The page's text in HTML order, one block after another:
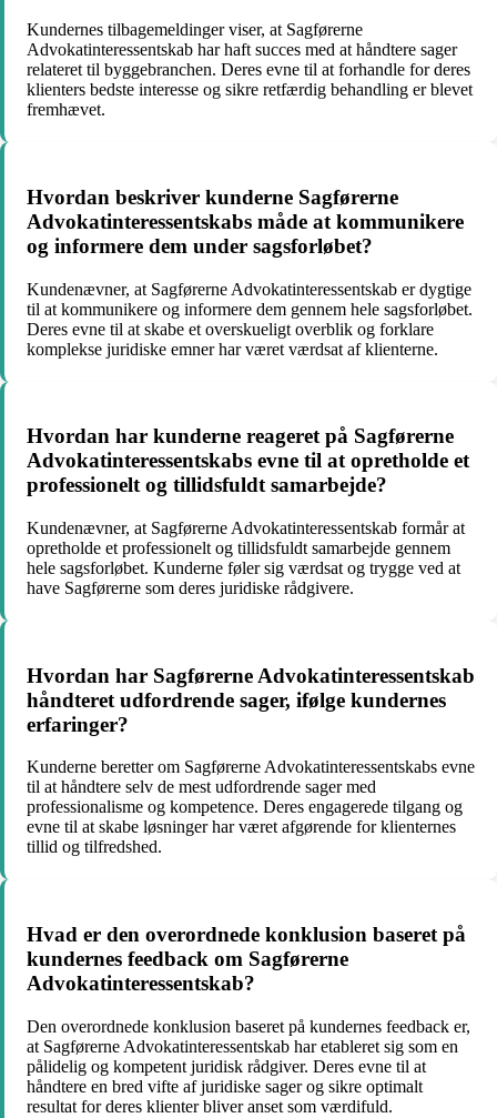
Kundernes tilbagemeldinger viser, at Sagførerne
Advokatinteressentskab har haft succes med at håndtere sager
relateret til byggebranchen. Deres evne til at forhandle for deres
klienters bedste interesse og sikre retfærdig behandling er blevet
fremhævet.
Hvordan beskriver kunderne Sagførerne
Advokatinteressentskabs måde at kommunikere
og informere dem under sagsforløbet?
Kundenævner, at Sagførerne Advokatinteressentskab er dygtige
til at kommunikere og informere dem gennem hele sagsforløbet.
Deres evne til at skabe et overskueligt overblik og forklare
komplekse juridiske emner har været værdsat af klienterne.
Hvordan har kunderne reageret på Sagførerne
Advokatinteressentskabs evne til at opretholde et
professionelt og tillidsfuldt samarbejde?
Kundenævner, at Sagførerne Advokatinteressentskab formår at
opretholde et professionelt og tillidsfuldt samarbejde gennem
hele sagsforløbet. Kunderne føler sig værdsat og trygge ved at
have Sagførerne som deres juridiske rådgivere.
Hvordan har Sagførerne Advokatinteressentskab
håndteret udfordrende sager, ifølge kundernes
erfaringer?
Kunderne beretter om Sagførerne Advokatinteressentskabs evne
til at håndtere selv de mest udfordrende sager med
professionalisme og kompetence. Deres engagerede tilgang og
evne til at skabe løsninger har været afgørende for klienternes
tillid og tilfredshed.
Hvad er den overordnede konklusion baseret på
kundernes feedback om Sagførerne
Advokatinteressentskab?
Den overordnede konklusion baseret på kundernes feedback er,
at Sagførerne Advokatinteressentskab har etableret sig som en
pålidelig og kompetent juridisk rådgiver. Deres evne til at
håndtere en bred vifte af juridiske sager og sikre optimalt
resultat for deres klienter bliver anset som værdifuld.